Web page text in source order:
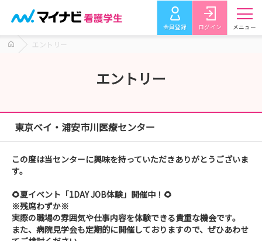
会員登録 ログイン メニュー
エントリー
エントリー
東京ベイ・浦安市川医療センター
この度は当センターに興味を持っていただきありがとうございま
す。
🌻夏イベント「1DAY JOB体験」開催中！🌻
※残席わずか※
実際の職場の雰囲気や仕事内容を体験できる貴重な機会です。
また、病院見学会も定期的に開催しておりますので、ぜひあわせ